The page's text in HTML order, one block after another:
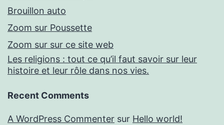
Brouillon auto
Zoom sur Poussette
Zoom sur sur ce site web
Les religions : tout ce qu’il faut savoir sur leur
histoire et leur rôle dans nos vies.
Recent Comments
A WordPress Commenter sur Hello world!